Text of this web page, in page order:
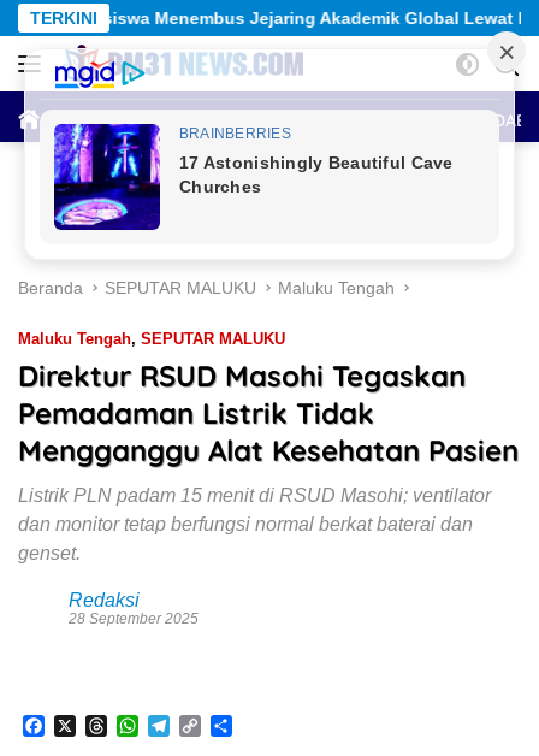
Langsung
ke
konten
TERKINIAkademik Global Lewat Kolaborasi Diaspora Indonesia
HOME BERITA UTAMA ANTAR
Beranda SEPUTAR MALUKU Maluku Tengah
Maluku Tengah, SEPUTAR MALUKU
Direktur RSUD Masohi Tegaskan
Pemadaman Listrik Tidak
Mengganggu Alat Kesehatan Pasien
Listrik PLN padam 15 menit di RSUD Masohi; ventilator
dan monitor tetap berfungsi normal berkat baterai dan
genset.
Redaksi
28 September 2025
W
C